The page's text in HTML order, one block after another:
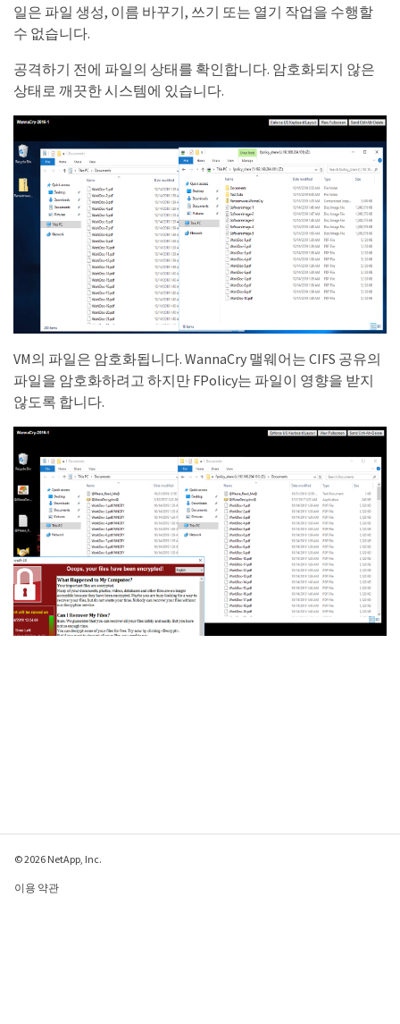
일은 파일 생성, 이름 바꾸기, 쓰기 또는 열기 작업을 수행할
수 없습니다.
공격하기 전에 파일의 상태를 확인합니다. 암호화되지 않은
상태로 깨끗한 시스템에 있습니다.
VM의 파일은 암호화됩니다. WannaCry 맬웨어는 CIFS 공유의
파일을 암호화하려고 하지만 FPolicy는 파일이 영향을 받지
않도록 합니다.
© 2026 NetApp, Inc.
이용 약관